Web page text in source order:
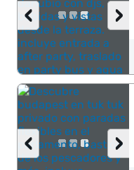
›
‹
›
‹